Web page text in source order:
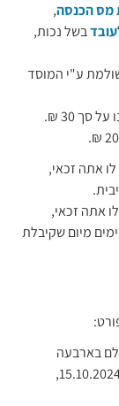
הכנסה,
בשל נכות,
ע"י המוסד
אתה זכאי,
אתה זכאי,
את הסכום ששולם לך ביתר, תוך 90 ימים מיום שקיבלת
ישולם בארבעה
תשלומים שווים במועדים אלה: 15.7.2024, 15.10.2024,